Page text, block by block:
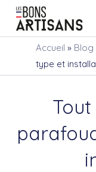
Accueil » Blog
type et